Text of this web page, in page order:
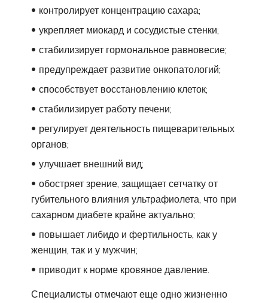
контролирует концентрацию сахара;
укрепляет миокард и сосудистые стенки;
стабилизирует гормональное равновесие;
предупреждает развитие онкопатологий;
способствует восстановлению клеток;
стабилизирует работу печени;
регулирует деятельность пищеварительных
органов;
улучшает внешний вид;
обостряет зрение, защищает сетчатку от
губительного влияния ультрафиолета, что при
сахарном диабете крайне актуально;
повышает либидо и фертильность, как у
женщин, так и у мужчин;
приводит к норме кровяное давление.
Специалисты отмечают еще одно жизненно